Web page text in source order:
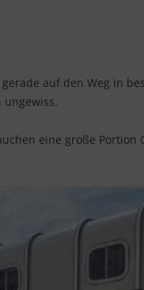
DIE RINDER
DIE SCHWEINE
IN LIEBEVOLLER
auf den Weg in
ungewiss.
eine große Portion